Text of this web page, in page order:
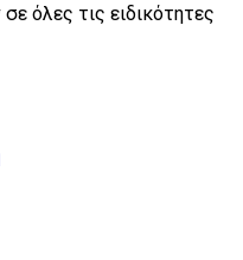
όλες τις ειδικότητες